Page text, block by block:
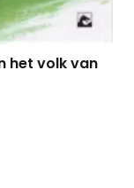
het volk van